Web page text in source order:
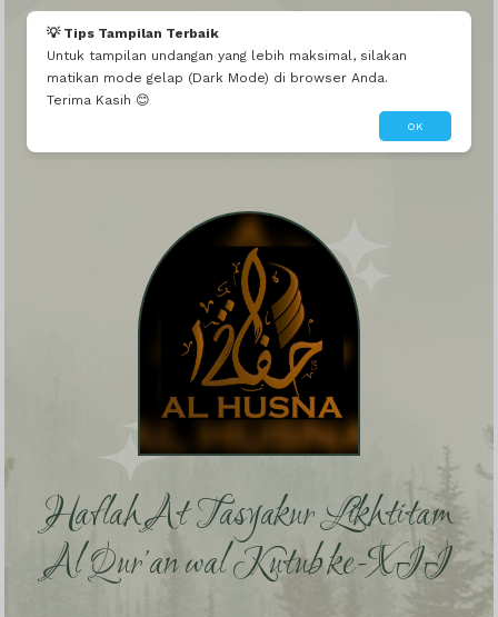
💡 Tips Tampilan Terbaik
Untuk tampilan undangan yang lebih maksimal, silakan
matikan mode gelap (Dark Mode) di browser Anda.
Terima Kasih 😊
OK
Haflah At Tasyakur Likhtitam
Al Qur’an wal Kutub ke-XII